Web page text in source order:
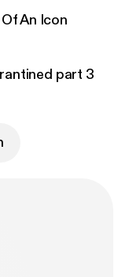
An Icon
part 3